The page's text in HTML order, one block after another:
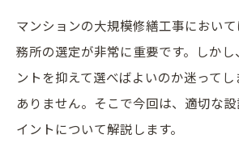
マンションの大規模修繕工事におい
務所の選定が非常に重要です。しか
ントを抑えて選べばよいのか迷ってし
ありません。そこで今回は、適切な
イントについて解説します。